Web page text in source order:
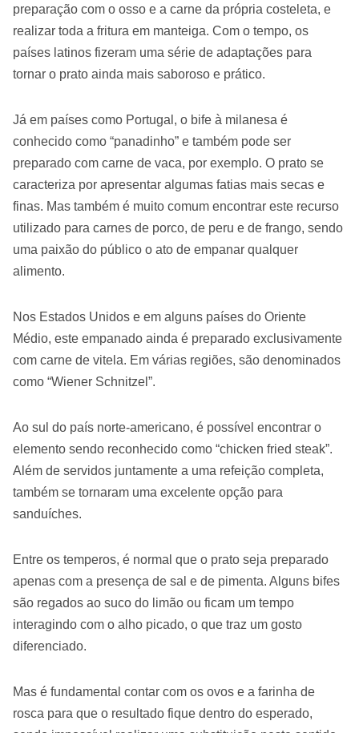
preparação com o osso e a carne da própria costeleta, e
realizar toda a fritura em manteiga. Com o tempo, os
países latinos fizeram uma série de adaptações para
tornar o prato ainda mais saboroso e prático.
Já em países como Portugal, o bife à milanesa é
conhecido como “panadinho” e também pode ser
preparado com carne de vaca, por exemplo. O prato se
caracteriza por apresentar algumas fatias mais secas e
finas. Mas também é muito comum encontrar este recurso
utilizado para carnes de porco, de peru e de frango, sendo
uma paixão do público o ato de empanar qualquer
alimento.
Nos Estados Unidos e em alguns países do Oriente
Médio, este empanado ainda é preparado exclusivamente
com carne de vitela. Em várias regiões, são denominados
como “Wiener Schnitzel”.
Ao sul do país norte-americano, é possível encontrar o
elemento sendo reconhecido como “chicken fried steak”.
Além de servidos juntamente a uma refeição completa,
também se tornaram uma excelente opção para
sanduíches.
Entre os temperos, é normal que o prato seja preparado
apenas com a presença de sal e de pimenta. Alguns bifes
são regados ao suco do limão ou ficam um tempo
interagindo com o alho picado, o que traz um gosto
diferenciado.
Mas é fundamental contar com os ovos e a farinha de
rosca para que o resultado fique dentro do esperado,